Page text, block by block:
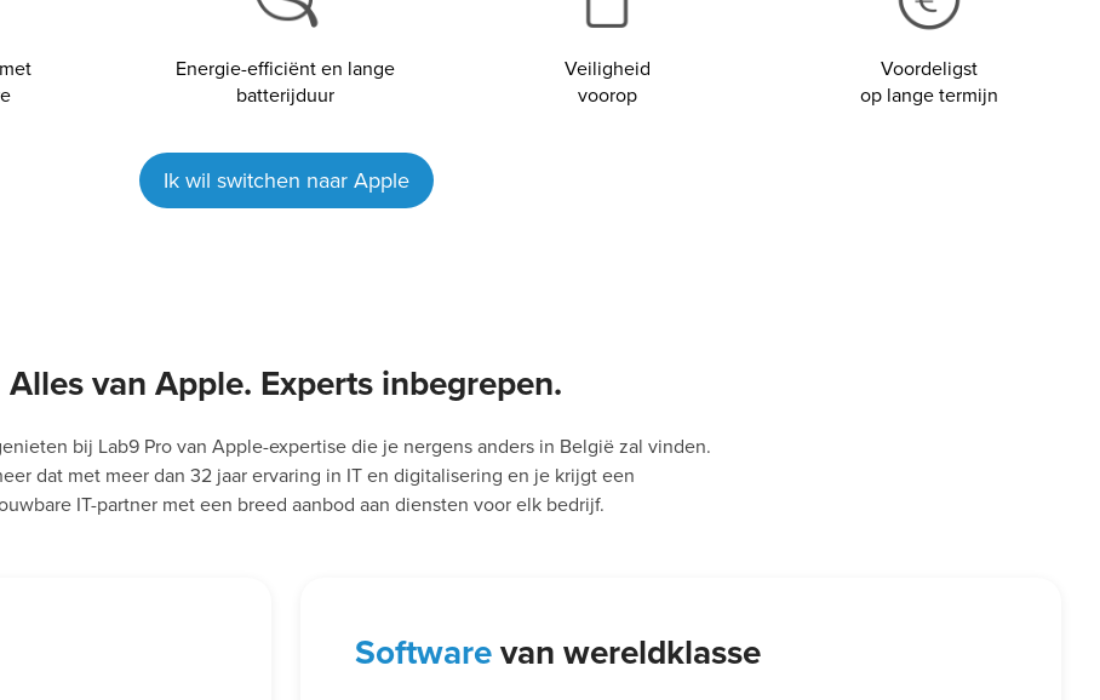
Energie-efficiënt en lange
batterijduur
Veiligheid
voorop
Voordeligst
op lange termijn
Ik wil switchen naar Apple
Alles van Apple. Experts inbegrepen.
bij Lab9 Pro van Apple-expertise die je nergens anders in België zal vinden.
dat met meer dan 32 jaar ervaring in IT en digitalisering en je krijgt een
IT-partner met een breed aanbod aan diensten voor elk bedrijf.
Softwarevan wereldklasse